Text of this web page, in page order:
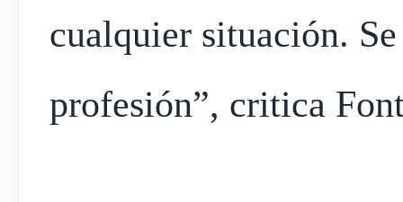
cualquier situación.
profesión”, critica